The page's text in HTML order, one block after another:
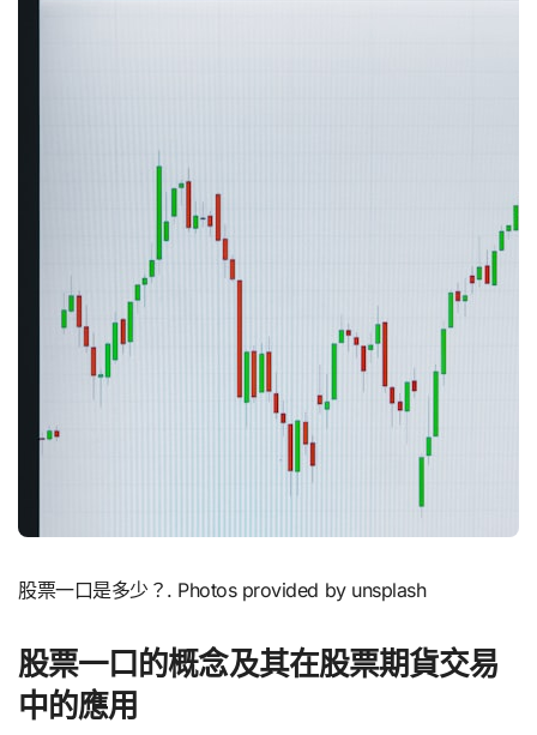
股票一口是多少？. Photos provided by unsplash
股票一口的概念及其在股票期貨交易
中的應用